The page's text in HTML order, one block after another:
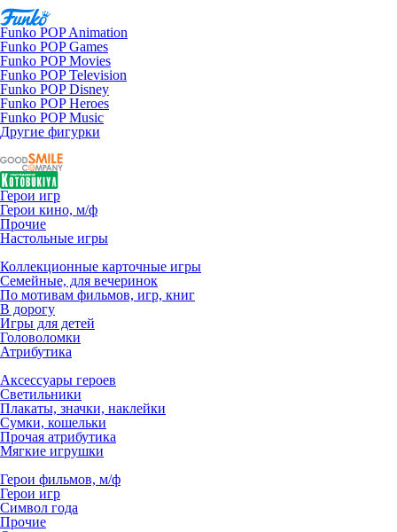
Funko POP Animation
Funko POP Games
Funko POP Movies
Funko POP Television
Funko POP Disney
Funko POP Heroes
Funko POP Music
Другие фигурки
Герои игр
Герои кино, м/ф
Прочие
Настольные игры
Коллекционные карточные игры
Семейные, для вечеринок
По мотивам фильмов, игр, книг
В дорогу
Игры для детей
Головоломки
Атрибутика
Аксессуары героев
Светильники
Плакаты, значки, наклейки
Сумки, кошельки
Прочая атрибутика
Мягкие игрушки
Герои фильмов, м/ф
Герои игр
Символ года
Прочие